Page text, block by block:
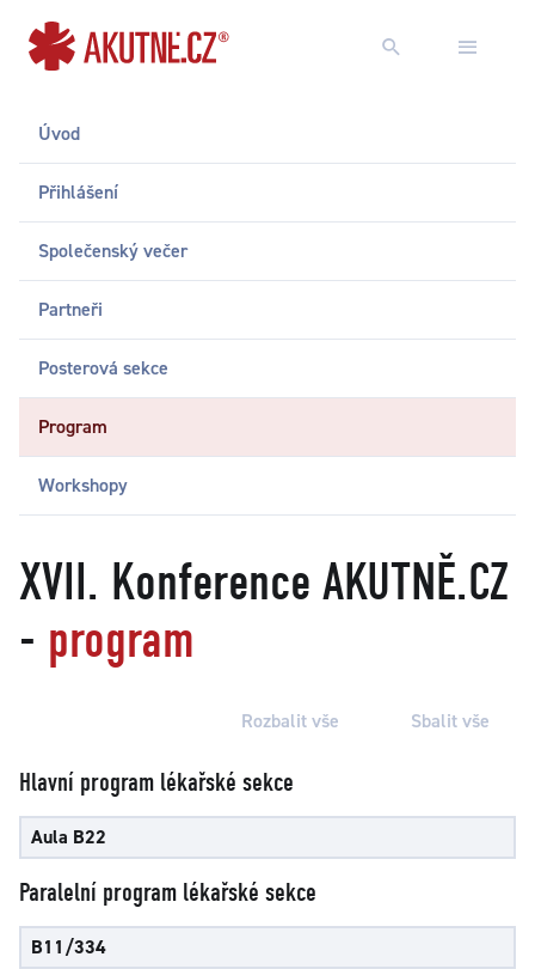
XVII. Konference AKUTNĚ.CZ
- program
Rozbalit vše Sbalit vše
Hlavní program lékařské sekce
Aula B22
Paralelní program lékařské sekce
B11/334
Úvod
Přihlášení
Společenský večer
Partneři
Posterová sekce
Program
Workshopy